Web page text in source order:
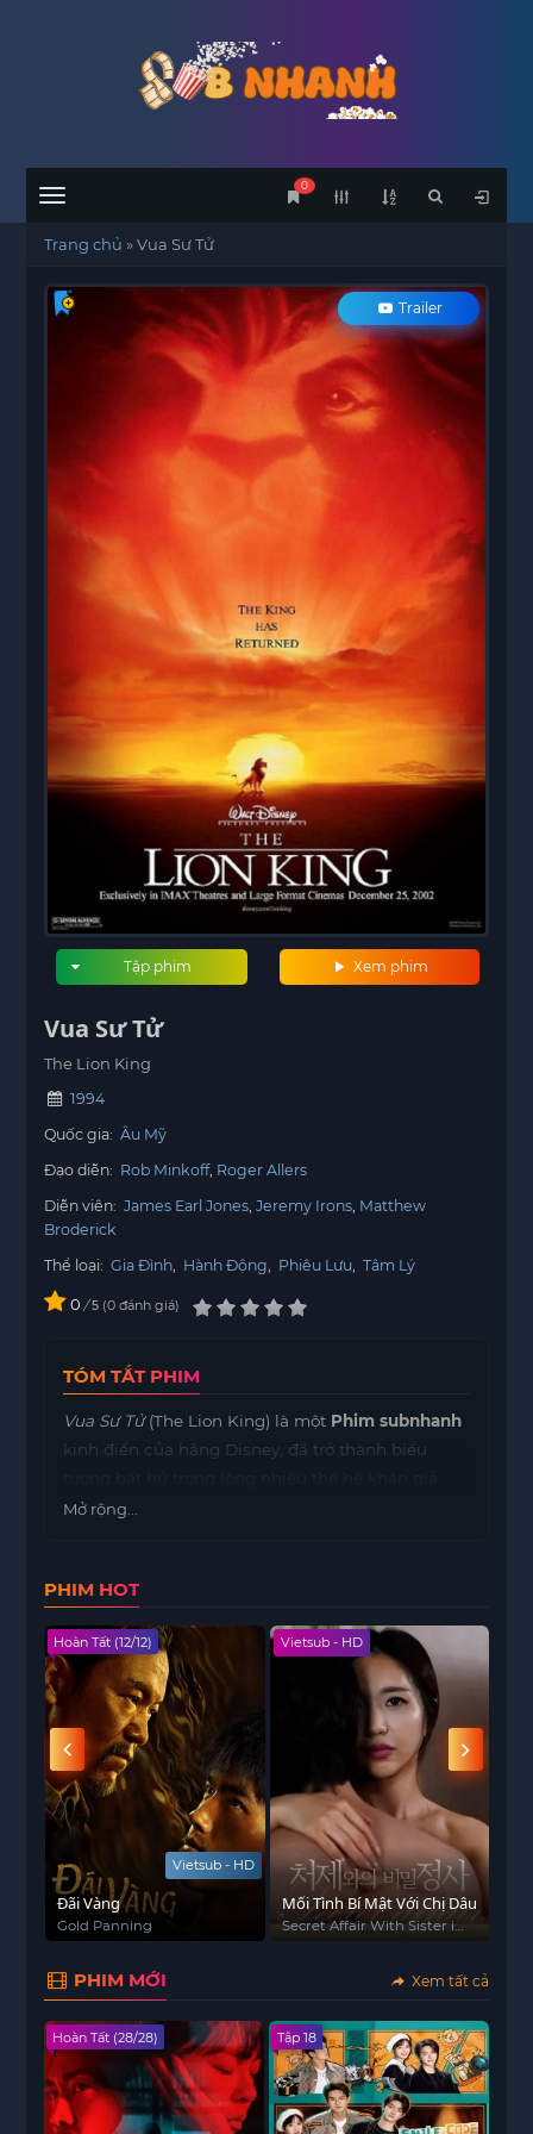
Menu
0
Trang chủ »Vua Sư Tử
Trailer
Xem phim
Tập phim
Vua Sư Tử
The Lion King
1994
Quốc gia: Âu Mỹ
Đạo diễn: Rob Minkoff Roger Allers
Diễn viên: James Earl Jones Jeremy Irons Matthew
Broderick
Thể loại: Gia Đình, Hành Động, Phiêu Lưu, Tâm Lý
0 / 5 0 đánh giá
TÓM TẮT PHIM
Vua Sư Tử(The Lion King) là một Phim subnhanh
kinh điển của hãng Disney, đã trở thành biểu
trên toàn thế giới. Bộ phim kể về hành trình
phải lưu lạc sau cái chết bất ngờ của cha mình là
Mufasa.
Bị lừa gạt bởi người chú độc ác Scar – kẻ luôn
thèm khát quyền lực, Simba sống trong mặc cảm
tội lỗi và xa rời quê hương. Trên hành trình trưởng
thành, cậu gặp gỡ những người bạn trung thành
như Timon và Pumbaa – hai nhân vật hài hước đã
giúp cậu học cách sống tự do và đối mặt với quá
khứ. Khi nhận ra sự thật và bản lĩnh được tôi
luyện, Simba quyết định trở về, chiến đấu để
giành lại vương quốc và khôi phục sự cân bằng
cho vùng đất thiêng liêng.
xem không chỉ bởi phần hình ảnh rực rỡ, âm nhạc
sống động mà còn bởi những thông điệp sâu sắc
về tình cảm gia đình, trách nhiệm và lòng dũng
cảm. Đây là bộ phim phù hợp với mọi lứa tuổi và
là lựa chọn hoàn hảo cho những buổi xem phim
Mở rộng...
PHIM HOT
Vietsub - HD
Hoàn Tất (12/12)
Đãi Vàng
Gold Panning
Vietsub - HD
Mối Tình Bí Mật Với Chị Dâu
Secret Affair With Sister in
PHIM MỚI Xem tất cả
Hoàn Tất (28/28) Tập 18